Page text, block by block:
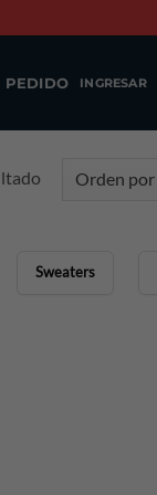
PEDIDO INGRESAR
Sweaters